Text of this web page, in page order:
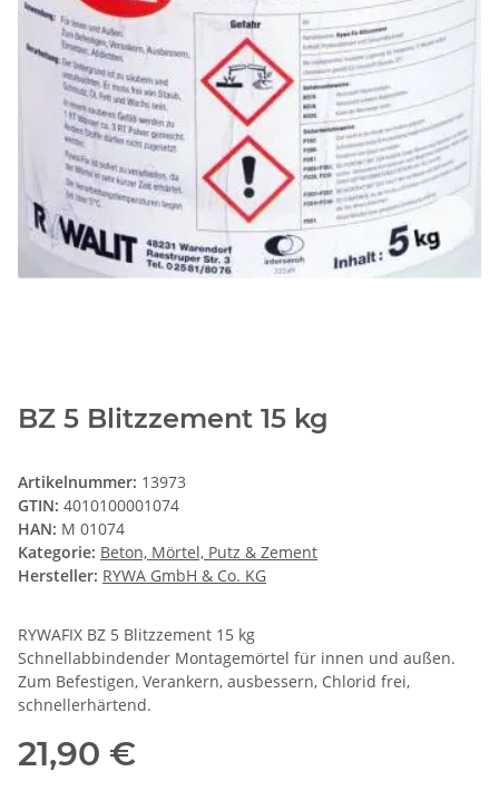
BZ 5 Blitzzement 15 kg
Artikelnummer: 13973
GTIN: 4010100001074
HAN: M 01074
Kategorie: Beton, Mörtel, Putz & Zement
Hersteller: RYWA GmbH & Co. KG
RYWAFIX BZ 5 Blitzzement 15 kg
Schnellabbindender Montagemörtel für innen und außen.
Zum Befestigen, Verankern, ausbessern, Chlorid frei,
schnellerhärtend.
21,90 €